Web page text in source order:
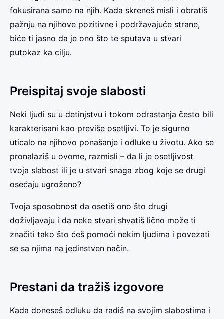
fokusirana samo na njih. Kada skreneš misli i obratiš
pažnju na njihove pozitivne i podržavajuće strane,
biće ti jasno da je ono što te sputava u stvari
putokaz ka cilju.
Preispitaj svoje slabosti
Neki ljudi su u detinjstvu i tokom odrastanja često bili
karakterisani kao previše osetljivi. To je sigurno
uticalo na njihovo ponašanje i odluke u životu. Ako se
pronalaziš u ovome, razmisli – da li je osetljivost
tvoja slabost ili je u stvari snaga zbog koje se drugi
osećaju ugroženo?
Tvoja sposobnost da osetiš ono što drugi
doživljavaju i da neke stvari shvatiš lično može ti
značiti tako što ćeš pomoći nekim ljudima i povezati
se sa njima na jedinstven način.
Prestani da tražiš izgovore
Kada doneseš odluku da radiš na svojim slabostima i